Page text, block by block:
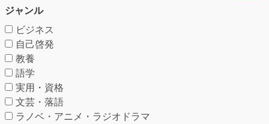
ジャンル
ビジネス
自己啓発
教養
語学
実用・資格
文芸・落語
ラノベ・アニメ・ラジオドラマ